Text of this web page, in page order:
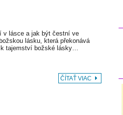
v lásce a jak být čestní ve
lásku, která překonává
tajemství božské lásky…
ČÍTAŤ VIAC